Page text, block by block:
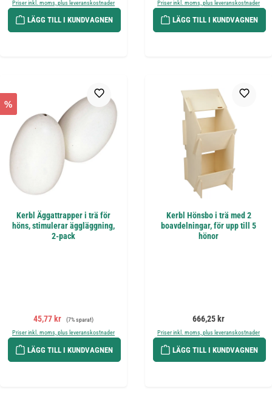
Priser inkl. moms, plus leveranskostnader
LÄGG TILL I KUNDVAGNEN
Priser inkl. moms, plus leveranskostnader
LÄGG TILL I KUNDVAGNEN
%
Kerbl Äggattrapper i trä för
höns, stimulerar äggläggning,
2-pack
Försäljningspris:
45,77 kr Ordinarie pris:
(7% sparat)
Priser inkl. moms, plus leveranskostnader
LÄGG TILL I KUNDVAGNEN
Kerbl Hönsbo i trä med 2
boavdelningar, för upp till 5
hönor
Ordinarie pris:
666,25 kr
Priser inkl. moms, plus leveranskostnader
LÄGG TILL I KUNDVAGNEN